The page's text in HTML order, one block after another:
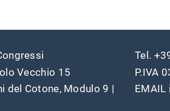
Vecchio 15
del Cotone, Modulo 9 |
Tel.
P.IVA